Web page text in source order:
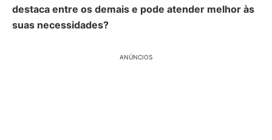
destaca entre os demais e pode atender melhor às
suas necessidades?
ANÚNCIOS